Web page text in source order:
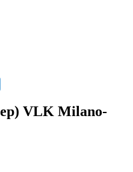
VLK Milano-